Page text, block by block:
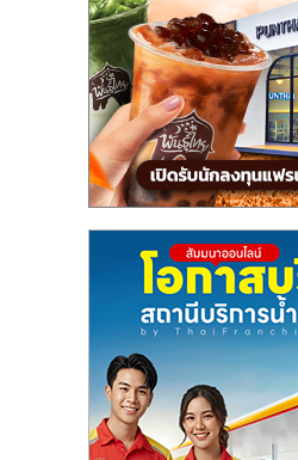
ไชส์
ขาย
แฟ
ไชส์
แฟ